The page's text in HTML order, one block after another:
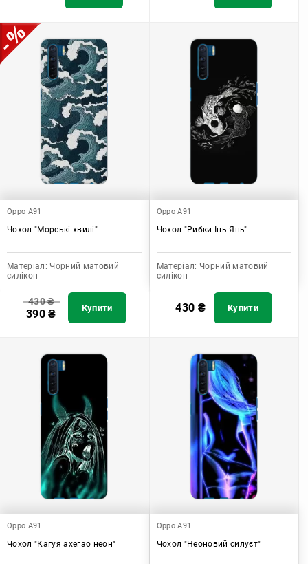
Oppo A91
Чохол "Морські хвилі"
Матеріал: Чорний матовий
силікон
430₴
390₴ Купити
Oppo A91
Чохол "Рибки Інь Янь"
Матеріал: Чорний матовий
силікон
430 ₴ Купити
Oppo A91
Чохол "Кагуя ахегао неон"
Oppo A91
Чохол "Неоновий силуєт"